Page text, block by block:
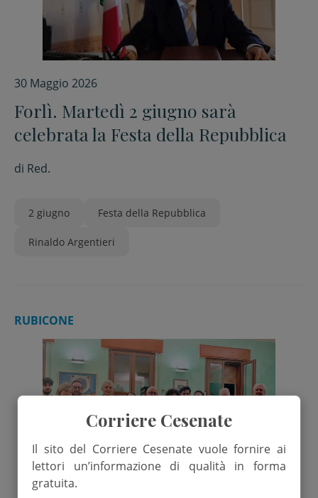
30 Maggio 2026
Forlì. Martedì 2 giugno sarà
celebrata la Festa della Repubblica
di Red.
2 giugno Festa della Repubblica
Rinaldo Argentieri
RUBICONE
Corriere Cesenate
Il sito del Corriere Cesenate vuole fornire ai
lettori un’informazione di qualità in forma
gratuita.